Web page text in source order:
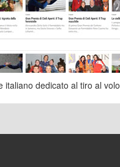
italiano dedicato al tiro al volo